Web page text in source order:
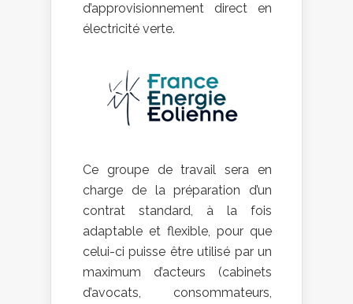
d’approvisionnement direct en
électricité verte.
Ce groupe de travail sera en
charge de la préparation d’un
contrat standard, à la fois
adaptable et flexible, pour que
celui-ci puisse être utilisé par un
maximum d’acteurs (cabinets
d’avocats, consommateurs,